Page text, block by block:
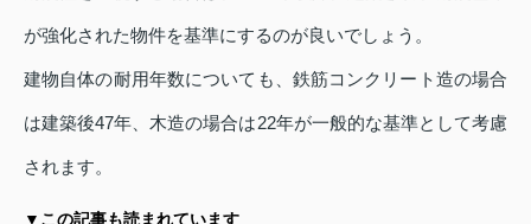
が強化された物件を基準にするのが良いでしょう。
建物自体の耐用年数についても、鉄筋コンクリート造の場合
は建築後47年、木造の場合は22年が一般的な基準として考慮
されます。
▼この記事も読まれています